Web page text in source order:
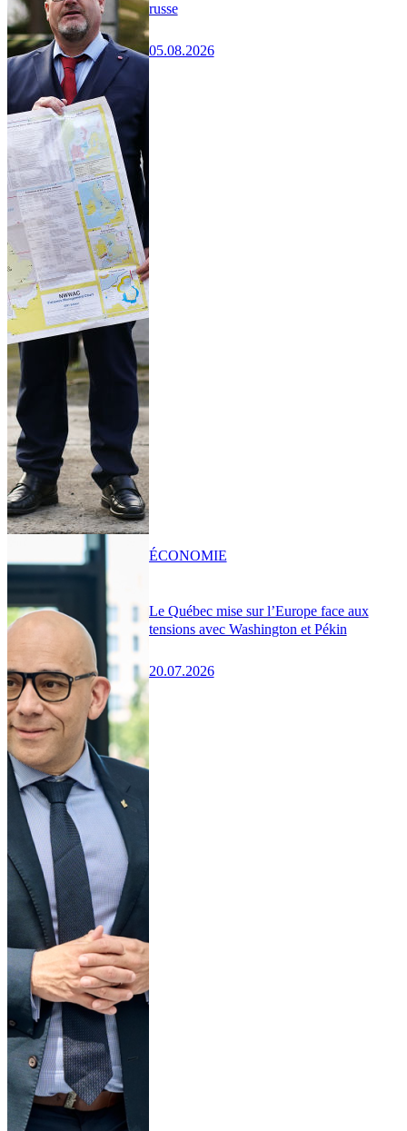
russe
05.08.2026
Le Québec mise sur l’Europe face aux
tensions avec Washington et Pékin
20.07.2026
ÉCONOMIE